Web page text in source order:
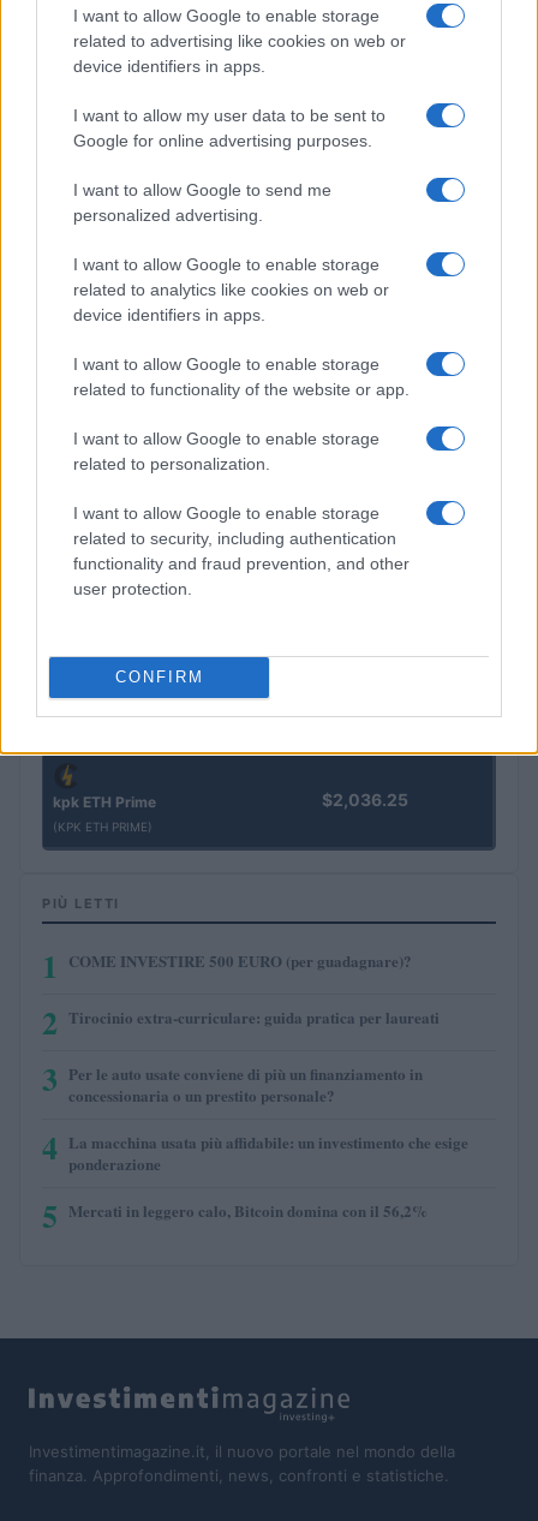
I want to allow Google to enable storage
related to advertising like cookies on web or
device identifiers in apps.
I want to allow my user data to be sent to
Google for online advertising purposes.
I want to allow Google to send me
personalized advertising.
I want to allow Google to enable storage
related to analytics like cookies on web or
device identifiers in apps.
I want to allow Google to enable storage
related to functionality of the website or app.
I want to allow Google to enable storage
related to personalization.
I want to allow Google to enable storage
related to security, including authentication
functionality and fraud prevention, and other
user protection.
CONFIRM
BTC
(KBTC)
$83,270.00
Steakhouse EURCV
Morpho Vault
$100,000,000,000,000.00
(EPOCH)
(VXOR)
JDB
(JDB)
$0.022
kpk ETH Prime
(KPK ETH PRIME)
$2,036.25
PIÙ LETTI
1 COME INVESTIRE 500 EURO (per guadagnare)?
2 Tirocinio extra-curriculare: guida pratica per laureati
3 Per le auto usate conviene di più un finanziamento in
concessionaria o un prestito personale?
4 La macchina usata più affidabile: un investimento che esige
ponderazione
5 Mercati in leggero calo, Bitcoin domina con il 56,2%
Investimentimagazine.it, il nuovo portale nel mondo della
finanza. Approfondimenti, news, confronti e statistiche.